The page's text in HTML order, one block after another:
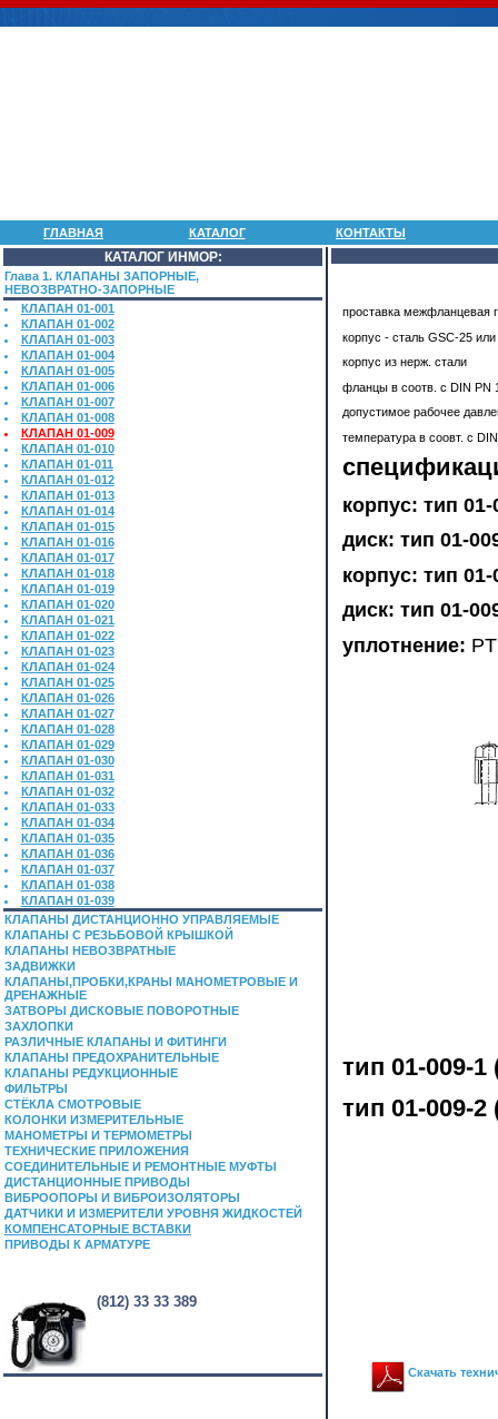
ГЛАВНАЯ КАТАЛОГ КОНТАКТЫ
КАТАЛОГ ИНМОР:
Глава 1. КЛАПАНЫ ЗАПОРНЫЕ,
НЕВОЗВРАТНО-ЗАПОРНЫЕ
КЛАПАН 01-001
КЛАПАН 01-002
КЛАПАН 01-003
КЛАПАН 01-004
КЛАПАН 01-005
КЛАПАН 01-006
КЛАПАН 01-007
КЛАПАН 01-008
КЛАПАН 01-009
КЛАПАН 01-010
КЛАПАН 01-011
КЛАПАН 01-012
КЛАПАН 01-013
КЛАПАН 01-014
КЛАПАН 01-015
КЛАПАН 01-016
КЛАПАН 01-017
КЛАПАН 01-018
КЛАПАН 01-019
КЛАПАН 01-020
КЛАПАН 01-021
КЛАПАН 01-022
КЛАПАН 01-023
КЛАПАН 01-024
КЛАПАН 01-025
КЛАПАН 01-026
КЛАПАН 01-027
КЛАПАН 01-028
КЛАПАН 01-029
КЛАПАН 01-030
КЛАПАН 01-031
КЛАПАН 01-032
КЛАПАН 01-033
КЛАПАН 01-034
КЛАПАН 01-035
КЛАПАН 01-036
КЛАПАН 01-037
КЛАПАН 01-038
КЛАПАН 01-039
КЛАПАНЫ ДИСТАНЦИОННО УПРАВЛЯЕМЫЕ
КЛАПАНЫ С РЕЗЬБОВОЙ КРЫШКОЙ
КЛАПАНЫ НЕВОЗВРАТНЫЕ
ЗАДВИЖКИ
КЛАПАНЫ,ПРОБКИ,КРАНЫ МАНОМЕТРОВЫЕ И
ДРЕНАЖНЫЕ
ЗАТВОРЫ ДИСКОВЫЕ ПОВОРОТНЫЕ
ЗАХЛОПКИ
РАЗЛИЧНЫЕ КЛАПАНЫ И ФИТИНГИ
КЛАПАНЫ ПРЕДОХРАНИТЕЛЬНЫЕ
КЛАПАНЫ РЕДУКЦИОННЫЕ
ФИЛЬТРЫ
СТЁКЛА СМОТРОВЫЕ
КОЛОНКИ ИЗМЕРИТЕЛЬНЫЕ
МАНОМЕТРЫ И ТЕРМОМЕТРЫ
ТЕХНИЧЕСКИЕ ПРИЛОЖЕНИЯ
СОЕДИНИТЕЛЬНЫЕ И РЕМОНТНЫЕ МУФТЫ
ДИСТАНЦИОННЫЕ ПРИВОДЫ
ВИБРООПОРЫ И ВИБРОИЗОЛЯТОРЫ
ДАТЧИКИ И ИЗМЕРИТЕЛИ УРОВНЯ ЖИДКОСТЕЙ
КОМПЕНСАТОРНЫЕ ВСТАВКИ
ПРИВОДЫ К АРМАТУРЕ
(812) 33 33 389
проставка межфланцевая
корпус - сталь GSC-25 или
корпус из нерж. стали
фланцы в соотв. с DIN PN
допустимое рабочее
температура в соовт. с
корпус: тип 01-
диск: тип 01-
корпус: тип 01-
диск: тип 01-
уплотнение:
тип 01-009-1
тип 01-009-2
Скачать